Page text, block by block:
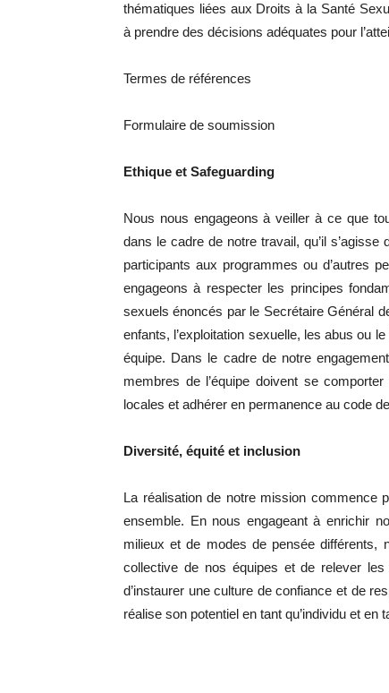
thématiques liées aux Droits à la Santé
à prendre des décisions adéquates pour
Termes de références
Formulaire de soumission
Ethique et Safeguarding
Nous nous engageons à veiller à ce que
dans le cadre de notre travail, qu’il
participants aux programmes ou d’autres
engageons à respecter les principes
sexuels énoncés par le Secrétaire Général
enfants, l’exploitation sexuelle, les abus ou
équipe. Dans le cadre de notre
membres de l’équipe doivent se
locales et adhérer en permanence au code
Diversité, équité et inclusion
La réalisation de notre mission commence
ensemble. En nous engageant à enrichir
milieux et de modes de pensée
collective de nos équipes et de relever
d’instaurer une culture de confiance et de
réalise son potentiel en tant qu’individu et en